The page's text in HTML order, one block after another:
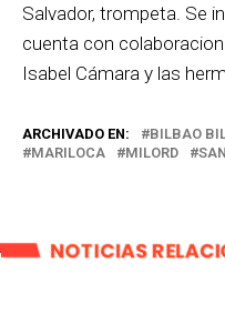
Salvador, trompeta. Se
cuenta con
Isabel Cámara y las
ARCHIVADO EN: BILBAO
MARILOCA
MILORD
NOTICIAS